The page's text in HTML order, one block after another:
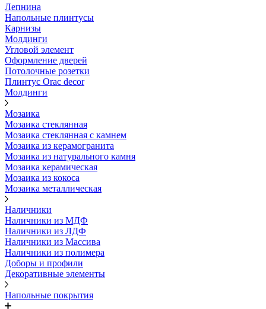
Лепнина
Напольные плинтусы
Карнизы
Молдинги
Угловой элемент
Оформление дверей
Потолочные розетки
Плинтус Orac decor
Молдинги
Мозаика
Мозаика стеклянная
Мозаика стеклянная с камнем
Мозаика из керамогранита
Мозаика из натурального камня
Мозаика керамическая
Мозаика из кокоса
Мозаика металлическая
Наличники
Наличники из МДФ
Наличники из ЛДФ
Наличники из Массива
Наличники из полимера
Доборы и профили
Декоративные элементы
Напольные покрытия